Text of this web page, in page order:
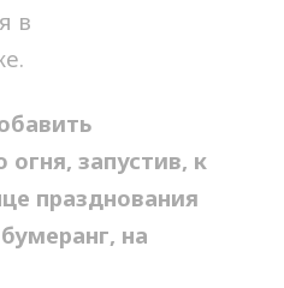
в
огня, запустив, к
празднования
на